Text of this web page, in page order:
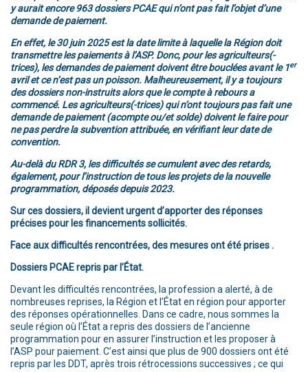
y aurait encore 963 dossiers PCAE qui n’ont pas fait l’objet d’une
demande de paiement.
En effet, le 30 juin 2025 est la date limite à laquelle la Région doit
transmettre les paiements à l’ASP. Donc, pour les agriculteurs(-
trices), les demandes de paiement doivent être bouclées avant le 1er
avril et ce n’est pas un poisson. Malheureusement, il y a toujours
des dossiers non-instruits alors que le compte à rebours a
commencé. Les agriculteurs(-trices) qui n’ont toujours pas fait une
demande de paiement (acompte ou/et solde) doivent le faire pour
ne pas perdre la subvention attribuée, en vérifiant leur date de
convention.
Au-delà du RDR 3, les difficultés se cumulent avec des retards,
également, pour l’instruction de tous les projets de la nouvelle
programmation, déposés depuis 2023.
Sur ces dossiers, il devient urgent d’apporter des réponses
précises pour les financements sollicités.
Face aux difficultés rencontrées, des mesures ont été prises .
Dossiers PCAE repris par l’État.
Devant les difficultés rencontrées, la profession a alerté, à de
nombreuses reprises, la Région et l’État en région pour apporter
des réponses opérationnelles. Dans ce cadre, nous sommes la
seule région où l’État a repris des dossiers de l’ancienne
programmation pour en assurer l’instruction et les proposer à
l’ASP pour paiement. C’est ainsi que plus de 900 dossiers ont été
repris par les DDT, après trois rétrocessions successives ; ce qui